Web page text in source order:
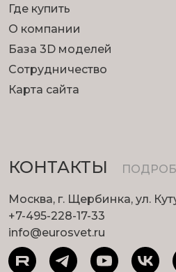
Где купить
О компании
База 3D моделей
Сотрудничество
Карта сайта
КОНТАКТЫ
Москва, г. Щербинка, ул.
+7-495-228-17-33
info@eurosvet.ru